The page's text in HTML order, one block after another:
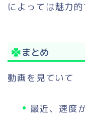
によっては魅力的
まとめ
動画を見ていて
最近、速度